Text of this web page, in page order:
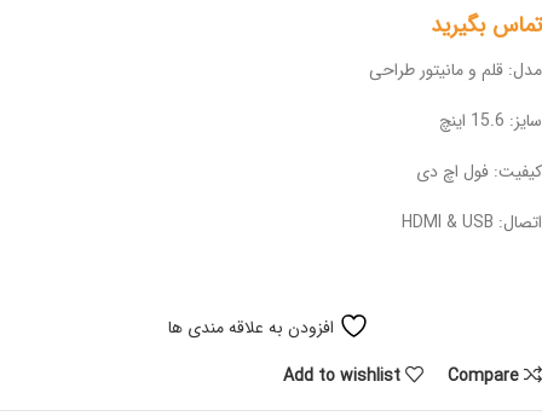
تماس بگیرید
مدل: قلم و مانیتور طراحی
سایز: 15.6 اینچ
کیفیت: فول اچ دی
اتصال: HDMI & USB
افزودن به علاقه مندی ها
Compare
Add to wishlist